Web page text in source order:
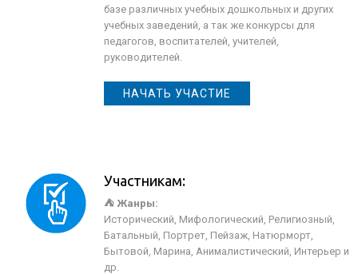
базе различных учебных дошкольных и других
учебных заведений, а так же конкурсы для
педагогов, воспитателей, учителей,
руководителей.
НАЧАТЬ УЧАСТИЕ
Участникам:
⛺ Жанры:
Исторический, Мифологический, Религиозный,
Батальный, Портрет, Пейзаж, Натюрморт,
Бытовой, Марина, Анималистический, Интерьер и
др.